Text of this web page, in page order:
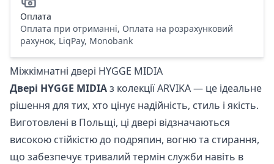
Оплата
Оплата при отриманні, Оплата на розрахунковий
рахунок, LiqPay, Monobank
Міжкімнатні двері HYGGE MIDIA
Двері HYGGE MIDIAз колекції ARVIKA — це ідеальне
рішення для тих, хто цінує надійність, стиль і якість.
Виготовлені в Польщі, ці двері відзначаються
високою стійкістю до подряпин, вогню та стирання,
що забезпечує тривалий термін служби навіть в